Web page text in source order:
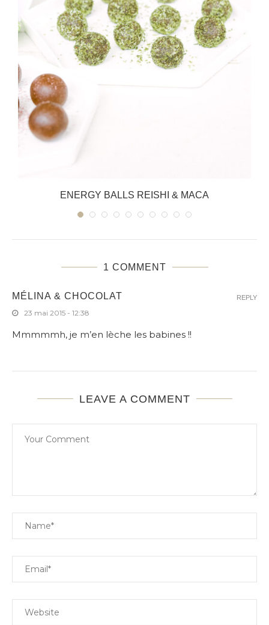
ENERGY BALLS REISHI & MACA
1 COMMENT
MÉLINA & CHOCOLAT
23 mai 2015 - 12:38
Mmmmmh, je m’en lèche les babines !!
REPLY
LEAVE A COMMENT